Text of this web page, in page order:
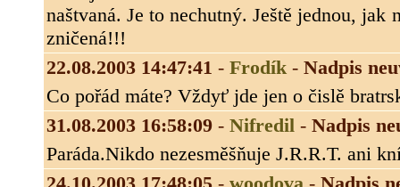
naštvaná. Je to nechutný. Ještě jednou,
zničená!!!
22.08.2003 14:47:41 - Frodík - Nadpis
Co pořád máte? Vždyť jde jen o čislě
31.08.2003 16:58:09 - Nifredil - Nadpis
Paráda.Nikdo nezesměšňuje J.R.R.T. ani